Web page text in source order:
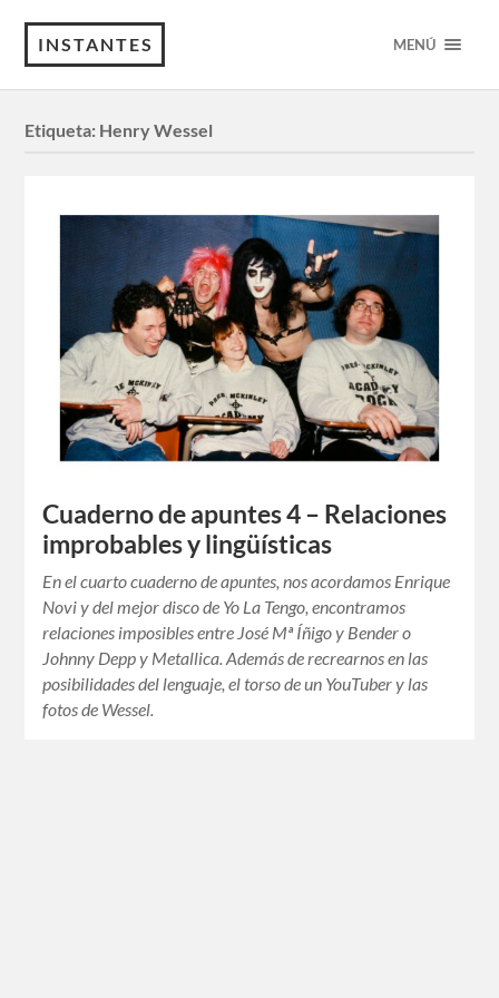
INSTANTES MENÚ
Etiqueta: Henry Wessel
Cuaderno de apuntes 4 – Relaciones
improbables y lingüísticas
En el cuarto cuaderno de apuntes, nos acordamos Enrique
Novi y del mejor disco de Yo La Tengo, encontramos
relaciones imposibles entre José Mª Íñigo y Bender o
Johnny Depp y Metallica. Además de recrearnos en las
posibilidades del lenguaje, el torso de un YouTuber y las
fotos de Wessel.